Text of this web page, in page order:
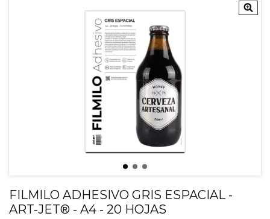
FILMILO ADHESIVO GRIS ESPACIAL -
ART-JET® - A4 - 20 HOJAS